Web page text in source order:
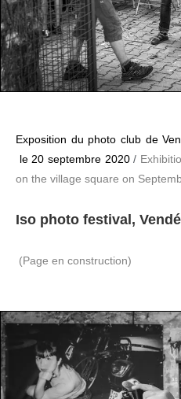
Exposition du photo club de
le 20 septembre 2020/
on the village square on
Iso photo festival,
(Page en construction)